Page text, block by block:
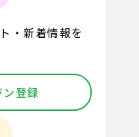
・新着情報を
登録